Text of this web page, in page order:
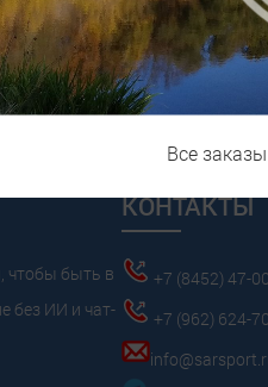
3 резиновых жгута со
чтобы быть в
без ИИ и чат-
КОНТАКТЫ
+7 (8452) 47-
+7 (962) 624-
Все